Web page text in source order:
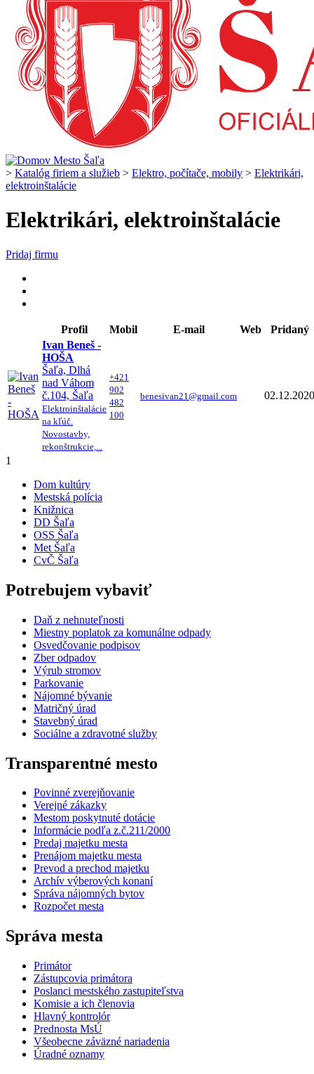
> Katalóg firiem a služieb > Elektro, počítače, mobily > Elektrikári,
elektroinštalácie
Elektrikári, elektroinštalácie
Pridaj firmu
Profil Mobil E-mail Web
Pridaný
Ivan Beneš -
HOŠA
Šaľa, Dlhá
nad Váhom
č.104, Šaľa
Elektroinštalácie
na kľúč.
Novostavby,
rekonštrukcie,...
+421
902
482
100
benesivan21@gmail.com 02.12.2020
1
Dom kultúry
Mestská polícia
Knižnica
DD Šaľa
OSS Šaľa
Met Šaľa
CvČ Šaľa
Potrebujem vybaviť
Daň z nehnuteľnosti
Miestny poplatok za komunálne odpady
Osvedčovanie podpisov
Zber odpadov
Výrub stromov
Parkovanie
Nájomné bývanie
Matričný úrad
Stavebný úrad
Sociálne a zdravotné služby
Transparentné mesto
Povinné zverejňovanie
Verejné zákazky
Mestom poskytnuté dotácie
Informácie podľa z.č.211/2000
Predaj majetku mesta
Prenájom majetku mesta
Prevod a prechod majetku
Archív výberových konaní
Správa nájomných bytov
Rozpočet mesta
Správa mesta
Primátor
Zástupcovia primátora
Poslanci mestského zastupiteľstva
Komisie a ich členovia
Hlavný kontrolór
Prednosta MsÚ
Všeobecne záväzné nariadenia
Úradné oznamy